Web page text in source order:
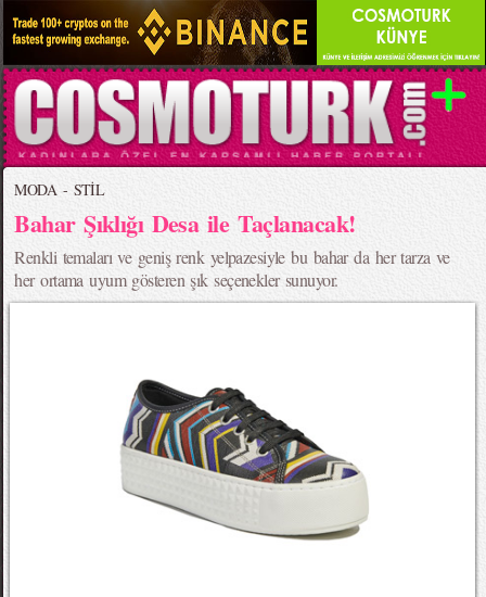
MODA - STİL
Bahar Şıklığı Desa ile Taçlanacak!
Renkli temaları ve geniş renk yelpazesiyle bu bahar da her tarza ve
her ortama uyum gösteren şık seçenekler sunuyor.